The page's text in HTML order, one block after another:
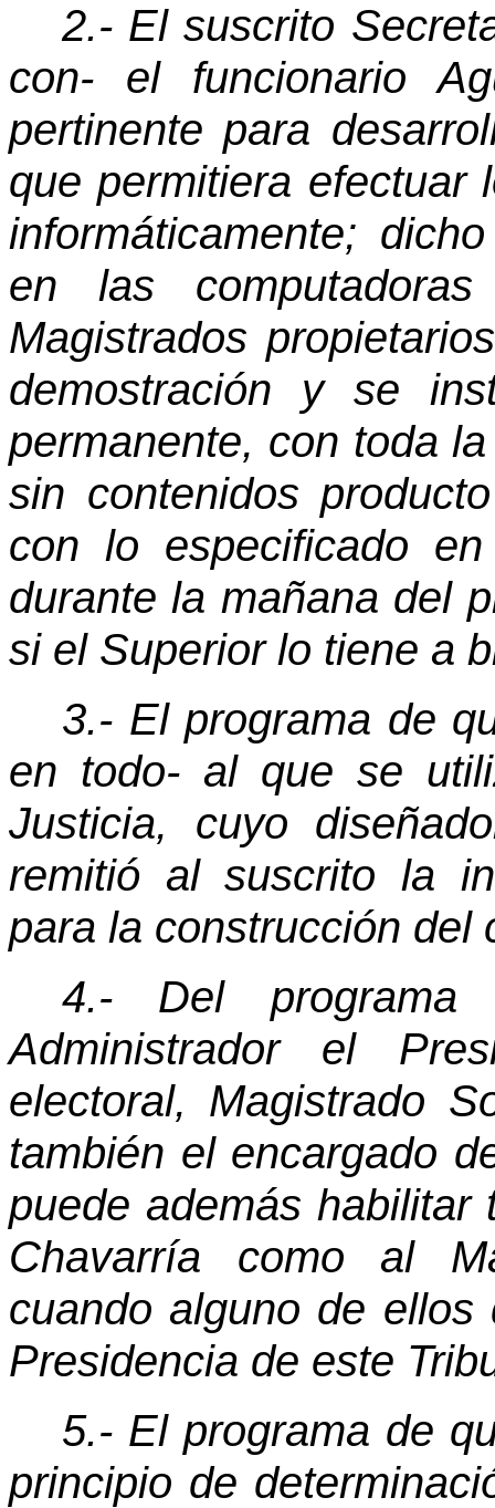
2.- El suscrito
con- el funcionario
pertinente para
que permitiera efectuar
informáticamente;
en las
Magistrados
demostración y se
permanente, con toda
sin contenidos
con lo especificado
durante la mañana del
si el Superior lo tiene a
3.- El programa de
en todo- al que se
Justicia, cuyo
remitió al suscrito la
para la construcción del
4.- Del programa
Administrador el
electoral, Magistrado
también el encargado
puede además habilitar
Chavarría como al
cuando alguno de ellos
Presidencia de este
5.- El programa de
principio de